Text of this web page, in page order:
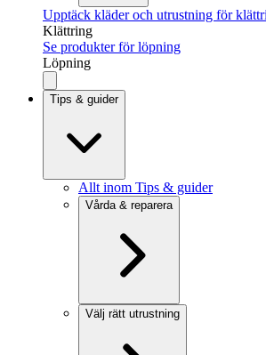
Upptäck kläder och utrustning för
Klättring
Se produkter för löpning
Löpning
Tips & guider
Allt inom Tips & guider
Vårda & reparera
Välj rätt utrustning